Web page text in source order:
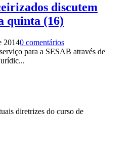
discutem
quinta (16)
20140 comentários
para a SESAB através de
diretrizes do curso de